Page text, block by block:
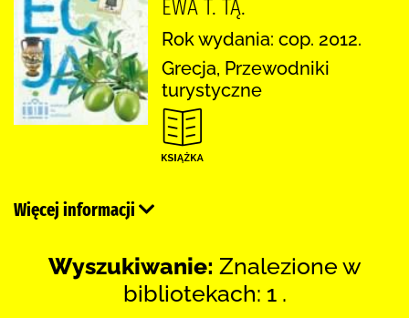
EWA T. TĄ.
Rok wydania: cop. 2012.
Grecja, Przewodniki
turystyczne
Więcej informacji
Wyszukiwanie: Znalezione w
bibliotekach: 1 .